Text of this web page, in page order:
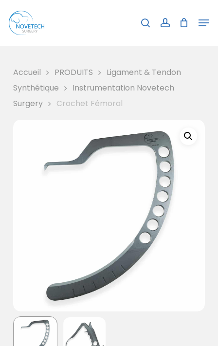
main
searchaccount
Panier Close
Cart
Accueil PRODUITS
Ligament & Tendon
Synthétique
Instrumentation Novetech
Surgery
Crochet Fémoral